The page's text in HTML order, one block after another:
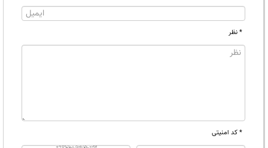
* نظر
* کد امنیتی